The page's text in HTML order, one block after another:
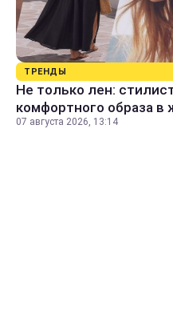
ТРЕНДЫ
Не только лен:
комфортного образа в
07 августа 2026, 13:14